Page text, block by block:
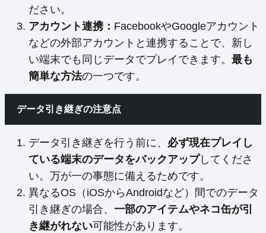
ださい。
アカウント連携： FacebookやGoogleアカウント
などの外部アカウントと連携することで、新し
い端末でも同じデータでプレイできます。 最も
簡単な方法の一つです。
データ引き継ぎの注意点
データ引き継ぎを行う前に、 必ず現在プレイし
ている端末のデータをバックアップしてくださ
い。万が一の事態に備えるためです。
異なるOS（iOSからAndroidなど）間でのデータ
引き継ぎの場合、 一部のアイテムやネコ缶が引
き継がれない可能性があります。